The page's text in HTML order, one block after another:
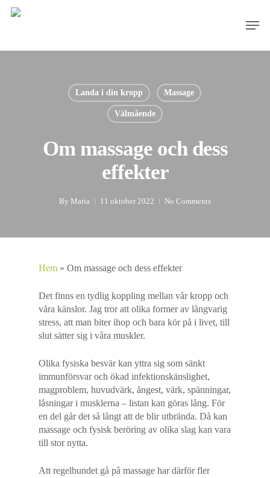
Skip
Menu
Landa i din kropp Massage
Välmående
Om massage och dess
effekter
By Maria 11 oktober 2022 No Comments
Hem » Om massage och dess effekter
Det finns en tydlig koppling mellan vår kropp och
våra känslor. Jag tror att olika former av långvarig
stress, att man biter ihop och bara kör på i livet, till
slut sätter sig i våra muskler.
Olika fysiska besvär kan yttra sig som sänkt
immunförsvar och ökad infektionskänslighet,
magproblem, huvudvärk, ångest, värk, spänningar,
låsningar i musklerna – listan kan göras lång. För
en del går det så långt att de blir utbrända. Då kan
massage och fysisk beröring av olika slag kan vara
till stor nytta.
Att regelbundet gå på massage har därför fler